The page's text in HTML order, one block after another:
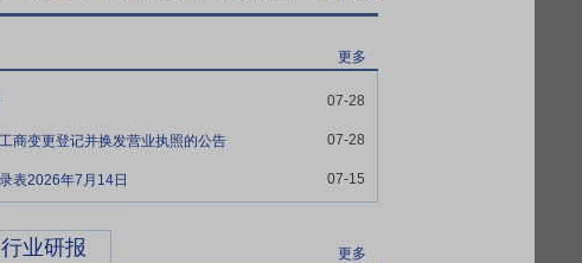
更多
07-28
商变更登记并换发营业执照的公告 07-28
表2026年7月14日 07-15
行业研报 更多